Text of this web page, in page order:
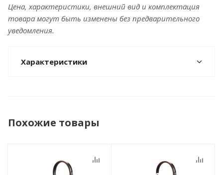
Цена, характеристики, внешний вид и комплектация
товара могут быть изменены без предварительного
уведомления.
Характеристики
Похожие товары